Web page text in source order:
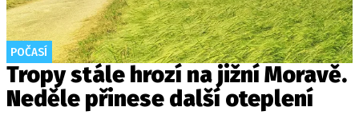
POČASÍ
Tropy stále hrozí na jižní Moravě.
Neděle přinese další oteplení